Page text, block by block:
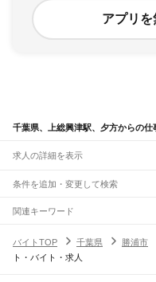
アプリ
千葉県、上総興津駅、夕方からの
求人の詳細を表示
条件を追加・変更して検索
市区町村を追加・変更
千葉県すべて
千葉市 すべて
駅を追加・変更
職種を追加・変更
関連キーワード
バイトTOP
千葉県 勝浦市
ト・バイト・求人